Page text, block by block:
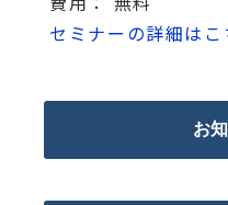
セミナーの詳細はこ
お